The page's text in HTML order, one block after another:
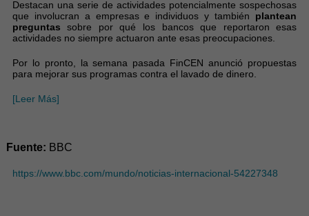
Destacan una serie de actividades potencialmente sospechosas
que involucran a empresas e individuos y también plantean
preguntas sobre por qué los bancos que reportaron esas
actividades no siempre actuaron ante esas preocupaciones.
Por lo pronto, la semana pasada FinCEN anunció propuestas
para mejorar sus programas contra el lavado de dinero.
[Leer Más]
Fuente: BBC
https://www.bbc.com/mundo/noticias-internacional-54227348